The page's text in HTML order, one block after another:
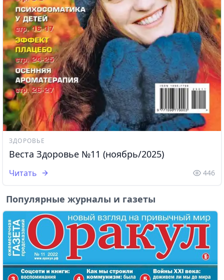
ЗДОРОВЬЕ
Веста Здоровье №11 (ноябрь/2025)
Читать 446
Популярные журналы и газеты